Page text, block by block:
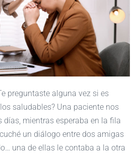
preguntaste alguna vez si es
saludables? Una paciente nos
días, mientras esperaba en la fila
un diálogo entre dos amigas
una de ellas le contaba a la otra